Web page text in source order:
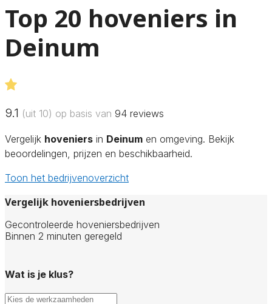
Top 20 hoveniers in
Deinum
9.1 (uit 10) op basis van 94 reviews
Vergelijk hoveniers in Deinum en omgeving. Bekijk
beoordelingen, prijzen en beschikbaarheid.
Toon het bedrijvenoverzicht
Vergelijk hoveniersbedrijven
Gecontroleerde hoveniersbedrijven
Binnen 2 minuten geregeld
Wat is je klus?